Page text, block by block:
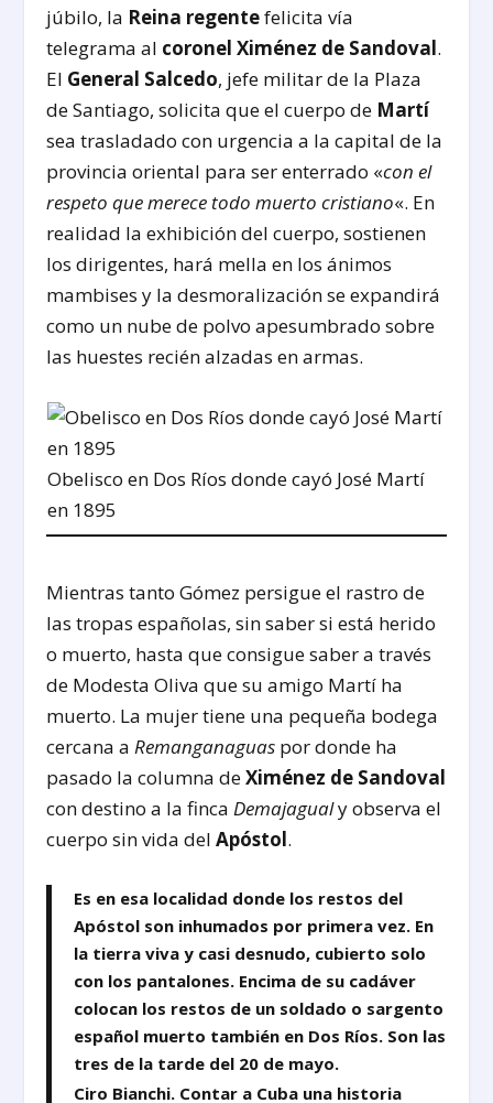
júbilo, la Reina regentefelicita vía
telegrama al coronel Ximénez de Sandoval.
El General Salcedo, jefe militar de la Plaza
de Santiago, solicita que el cuerpo de Martí
sea trasladado con urgencia a la capital de la
provincia oriental para ser enterrado «con el
respeto que merece todo muerto cristiano«. En
realidad la exhibición del cuerpo, sostienen
los dirigentes, hará mella en los ánimos
mambises y la desmoralización se expandirá
como un nube de polvo apesumbrado sobre
las huestes recién alzadas en armas.
Obelisco en Dos Ríos donde cayó José Martí
en 1895
Mientras tanto Gómez persigue el rastro de
las tropas españolas, sin saber si está herido
o muerto, hasta que consigue saber a través
de Modesta Oliva que su amigo Martí ha
muerto. La mujer tiene una pequeña bodega
cercana aRemanganaguas por donde ha
pasado la columna deXiménez de Sandoval
con destino a la fincaDemajagualy observa el
cuerpo sin vida delApóstol.
Es en esa localidad donde los restos del
Apóstol son inhumados por primera vez. En
la tierra viva y casi desnudo, cubierto solo
con los pantalones. Encima de su cadáver
colocan los restos de un soldado o sargento
español muerto también en Dos Ríos. Son las
tres de la tarde del 20 de mayo.
Ciro Bianchi. Contar a Cuba una historia